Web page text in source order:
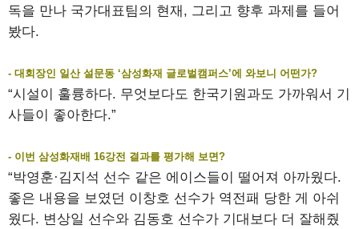
독을 만나 국가대표팀의 현재, 그리고 향후 과제를 들어
봤다.
- 대회장인 일산 설문동 ‘삼성화재 글로벌캠퍼스’에 와보니 어떤가?
“시설이 훌륭하다. 무엇보다도 한국기원과도 가까워서 기
사들이 좋아한다.”
- 이번 삼성화재배 16강전 결과를 평가해 보면?
“박영훈·김지석 선수 같은 에이스들이 떨어져 아까웠다.
좋은 내용을 보였던 이창호 선수가 역전패 당한 게 아쉬
웠다. 변상일 선수와 김동호 선수가 기대보다 더 잘해줬